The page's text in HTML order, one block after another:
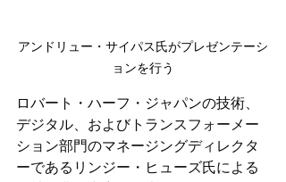
アンドリュー・サイパス氏がプレゼンテーシ
ョンを行う
ロバート・ハーフ・ジャパンの技術、
デジタル、およびトランスフォーメー
ション部門のマネージングディレクタ
ーであるリンジー・ヒューズ氏による